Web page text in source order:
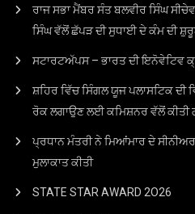
ਰਾਜ ਸਭਾ ਮੈਂਬਰ ਸੰਤ ਬਲਵੀਰ ਸਿੰਘ
ਸਿੰਘ ਵੱਲੋਂ ਛੱਪੜ ਦੀ ਸੁਧਾਈ ਦੇ ਕੰਮ ਦੀ
ਸਟਾਰਟਅੱਪਸ – ਭਾਰਤ ਦੀ ਇਨੋਵੇਟਿਵ
ਸ਼ਹਿਰ ਵਿੱਚ ਸਿੰਗਲ ਯੂਜ ਪਲਾਸਟਿਕ
ਰੋਕ ਲਗਾਉਣ ਲਈ ਕਮਿਸ਼ਨਰ ਵੱਲੋਂ ਕੀਤੀ
ਪ੍ਰਧਾਨ ਮੰਤਰੀ ਨੇ ਮਿਆਂਮਾਰ ਦੇ
ਮੁਲਾਕਾਤ ਕੀਤੀ
STATE STAR AWARD 2O26